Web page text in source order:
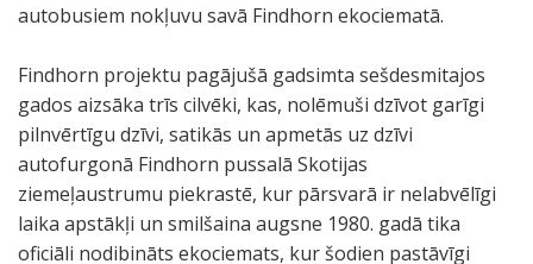
autobusiem nokļuvu savā Findhorn ekociematā.
Findhorn projektu pagājušā gadsimta sešdesmitajos
gados aizsāka trīs cilvēki, kas, nolēmuši dzīvot garīgi
pilnvērtīgu dzīvi, satikās un apmetās uz dzīvi
autofurgonā Findhorn pussalā Skotijas
ziemeļaustrumu piekrastē, kur pārsvarā ir nelabvēlīgi
laika apstākļi un smilšaina augsne 1980. gadā tika
oficiāli nodibināts ekociemats, kur šodien pastāvīgi